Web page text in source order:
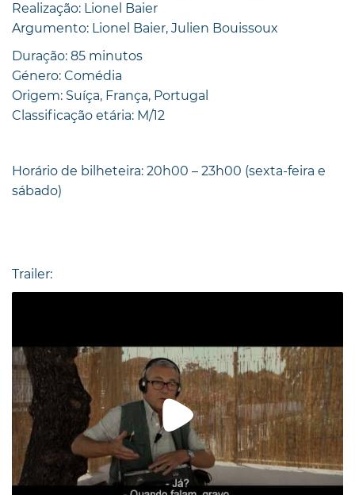
Realização: Lionel Baier
Argumento: Lionel Baier, Julien Bouissoux
Duração: 85 minutos
Género: Comédia
Origem: Suíça, França, Portugal
Classificação etária: M/12
Horário de bilheteira: 20h00 – 23h00 (sexta-feira e
sábado)
Trailer: